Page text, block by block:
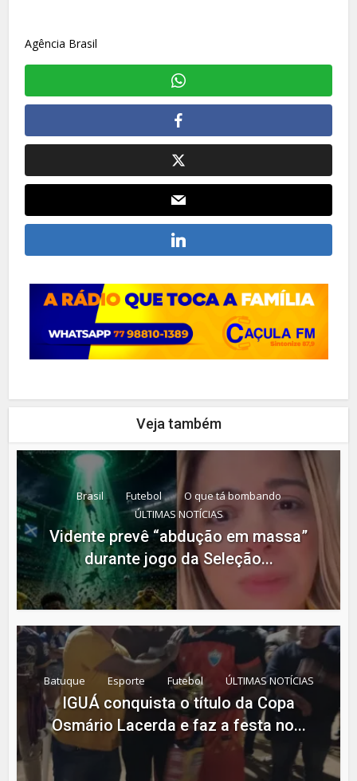
Agência Brasil
Veja também
Brasil Futebol
O que tá bombando
ÚLTIMAS NOTÍCIAS
Vidente prevê “abdução em massa”
durante jogo da Seleção...
Batuque Esporte Futebol ÚLTIMAS NOTÍCIAS
IGUÁ conquista o título da Copa
Osmário Lacerda e faz a festa no...